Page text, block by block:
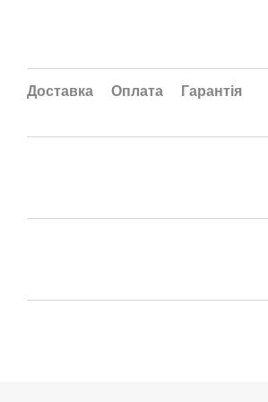
Доставка Оплата Гарантія